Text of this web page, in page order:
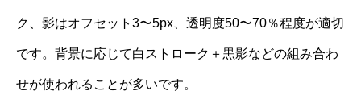
ク、影はオフセット3〜5px、透明度50〜70％程度が適切
です。背景に応じて白ストローク＋黒影などの組み合わ
せが使われることが多いです。